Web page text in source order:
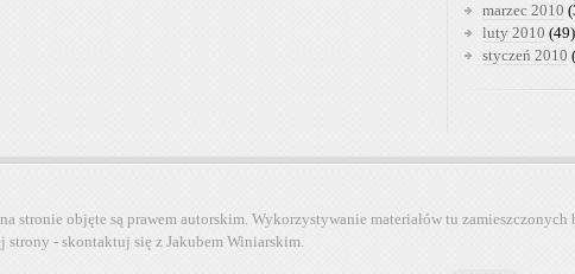
marzec 2010
luty 2010 (49)
styczeń 2010
stronie objęte są prawem autorskim. Wykorzystywanie materiałów tu zamieszczonych
strony - skontaktuj się z Jakubem Winiarskim.